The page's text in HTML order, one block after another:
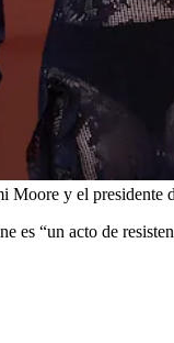
y el
es “un acto de